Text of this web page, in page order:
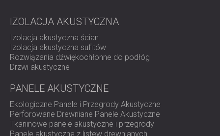
IZOLACJA AKUSTYCZNA
Izolacja akustyczna ścian
Izolacja akustyczna sufitów
Rozwiązania dźwiękochłonne do podłóg
Drzwi akustyczne
PANELE AKUSTYCZNE
Ekologiczne Panele i Przegrody Akustyczne
Perforowane Drewniane Panele Akustyczne
Tkaninowe panele akustyczne i przegrody
Panele akustyczne z listew drewnianych